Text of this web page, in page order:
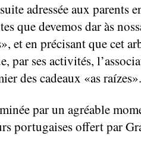
adressée aux parents
que devemos dar às
et en précisant que cet
par ses activités,
des cadeaux «as raízes».
par un agréable
portugaises offert par